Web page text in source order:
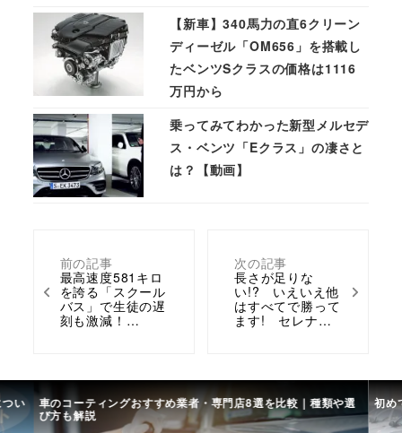
前の記事
最高速度581キロ
を誇る「スクール
バス」で生徒の遅
刻も激減！…
次の記事
長さが足りな
い!? いえいえ他
はすべてで勝って
ます! セレナ…
【新車】340馬力の直6クリーン
ディーゼル「OM656」を搭載し
たベンツSクラスの価格は1116
万円から
乗ってみてわかった新型メルセデ
ス・ベンツ「Eクラス」の凄さと
は？【動画】
い 車のコーティングおすすめ業者・専門店8選を比較｜種類や選
び方も解説
初め